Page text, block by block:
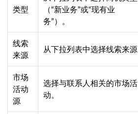
类型
（“新业务”或“现有业
务”）。
线索
来源
从下拉列表中选择线索来源
市场
活动
源
选择与联系人相关的市场活
动。